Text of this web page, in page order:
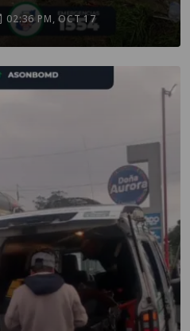
02:36 PM, OCT 17